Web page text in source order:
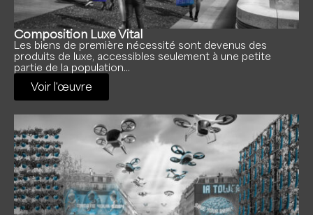
Composition Luxe Vital
Les biens de première nécessité sont devenus des
produits de luxe, accessibles seulement à une petite
partie de la population…
Voir l'œuvre